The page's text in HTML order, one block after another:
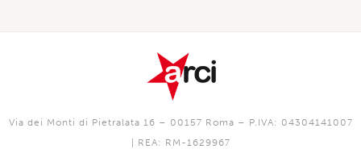
Via dei Monti di Pietralata 16 – 00157 Roma – P.IVA: 04304141007
| REA: RM-1629967